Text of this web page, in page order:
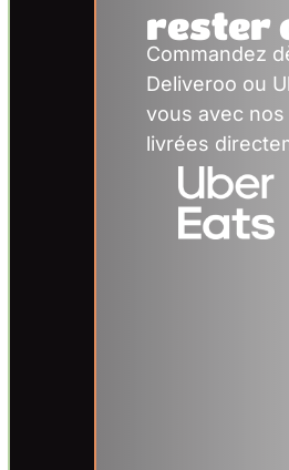
rester
Commandez
Deliveroo ou
vous avec
livrées